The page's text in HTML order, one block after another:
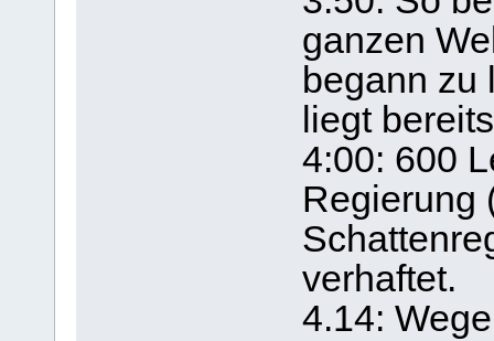
ganzen
begann zu
liegt
4:00: 600
Regierung
verhaftet.
4.14: